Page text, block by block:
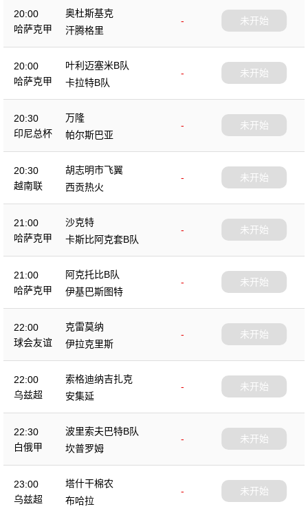
20:00
哈萨克甲
奥杜斯基克
-
汗腾格里
未开始
20:00
哈萨克甲
叶利迈塞米B队
-
卡拉特B队
未开始
20:30
印尼总杯
万隆
-
帕尔斯巴亚
未开始
20:30
越南联
胡志明市飞翼
-
西贡热火
未开始
21:00
哈萨克甲
沙克特
-
卡斯比阿克套B队
未开始
21:00
哈萨克甲
阿克托比B队
-
伊基巴斯图特
未开始
22:00
球会友谊
克雷莫纳
-
伊拉克里斯
未开始
22:00
乌兹超
索格迪纳吉扎克
-
安集延
未开始
22:30
白俄甲
波里索夫巴特B队
-
坎普罗姆
未开始
23:00
乌兹超
塔什干棉农
-
布哈拉
未开始